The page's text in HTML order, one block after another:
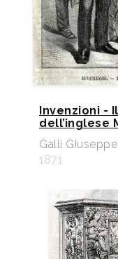
Invenzioni -
dell’inglese
Galli
1871